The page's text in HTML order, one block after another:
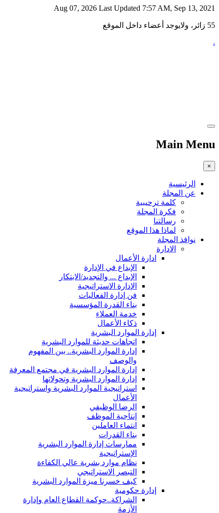
Aug 07, 2026 Last Updated 7:57 AM, Sep 13, 2021
55 زائر، ولايوجد أعضاء داخل الموقع
.
Main Menu
×
الرئيسية
عن المجلة
كلمة ترحيبية
فكرة المجلة
رسالتنا
لماذا هذا الموقع
نوافذ المجلة
الادارة
ادارة الأعمال
الإبداع في الإدارة
الإبداع ... والتجديد/الابتكار
الإدارة الاستراتيجية
فن إدارة الفعاليات
بناء القدرة المؤسسية
خدمة العملاء
ذكاء الأعمال
إدارة الموارد البشرية
اتجاهات حديثة للموارد البشرية
إدارة الموارد البشرية.. بين المفهوم
والوصف
إدارة الموارد البشرية في مجتمع المعرفة
إدارة الموارد البشرية وتحولاتها
استراتيجية الموارد البشرية واستراتيجية
الأعمال
الرضا الوظيفي
إنتاجية الموظف
انتماء العاملين
بناء القدرات
ممارسات إدارة الموارد البشرية
الإستراتيجية
نظام موارد بشرية عالي الكفاءة
التبصر الاستراتيجي
كيف خسرنا ميزة الموارد البشرية
إدارة حكومية
الشراكة..حوكمة القطاع العام وإدارة
الأزمة